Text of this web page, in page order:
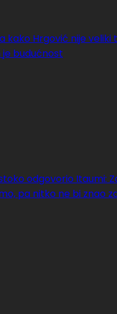
kako Hrgović nije veliki
je budućnost
odgovorio Itaumi:
pa nitko ne bi znao